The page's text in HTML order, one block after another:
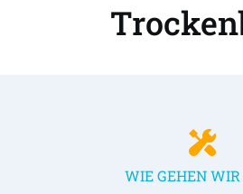
WIE GEHEN WIR